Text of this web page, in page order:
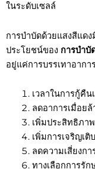
ในระดับเซลล์
การบำบัดด้วยแสงสีแด
ประโยชน์ของ การบำบั
อยู่แค่การบรรเทาอาก
เวลาในการกู้คืน
ลดอาการเมื่อย
เพิ่มประสิทธิภา
เพิ่มการเจริญเ
ลดความเสี่ยงกา
ทางเลือกการรั